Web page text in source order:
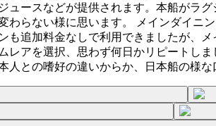
ュースなどが提供されます。本船がラ
わらない様に思います。 メインダイニ
も追加料金なしで利用できましたが、
レアを選択、思わず何日かリピートし
人との嗜好の違いからか、日本船の様